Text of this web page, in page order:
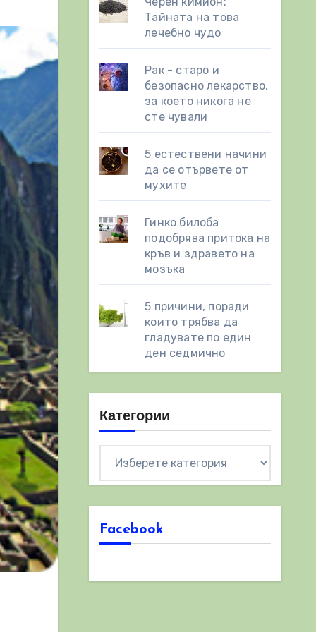
Тайната на това
лечебно чудо
Рак - старо и
безопасно лекарство,
за което никога не
сте чували
5 естествени начини
да се отървете от
мухите
Гинко билоба
подобрява притока на
кръв и здравето на
мозъка
5 причини, поради
които трябва да
гладувате по един
ден седмично
Категории
Facebook